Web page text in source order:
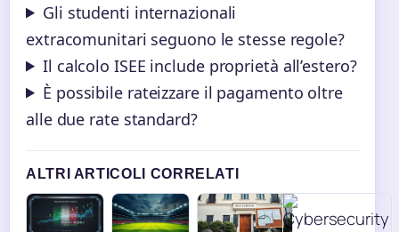
Gli studenti internazionali
extracomunitari seguono le stesse regole?
Il calcolo ISEE include proprietà all’estero?
È possibile rateizzare il pagamento oltre
alle due rate standard?
ALTRI ARTICOLI CORRELATI